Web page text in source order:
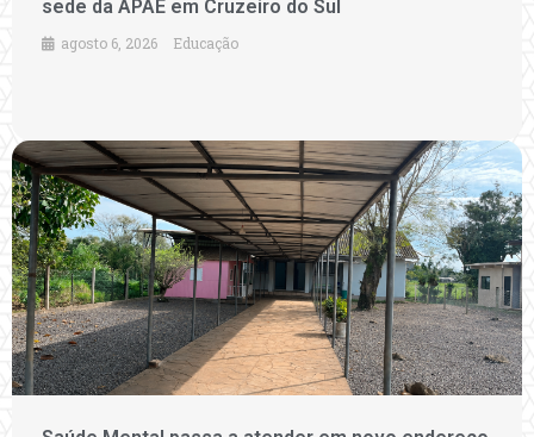
sede da APAE em Cruzeiro do Sul
agosto 6, 2026 Educação